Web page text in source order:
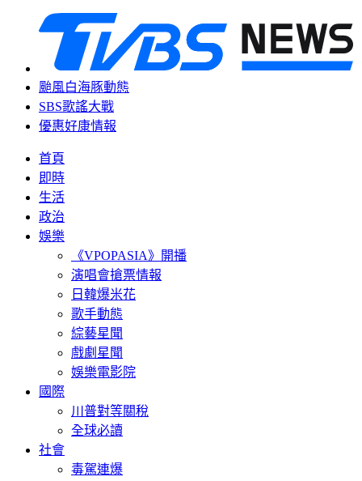
颱風白海豚動態
SBS歌謠大戰
優惠好康情報
首頁
即時
生活
政治
娛樂
《VPOPASIA》開播
演唱會搶票情報
日韓爆米花
歌手動態
綜藝星聞
戲劇星聞
娛樂電影院
國際
川普對等關稅
全球必讀
社會
毒駕連爆